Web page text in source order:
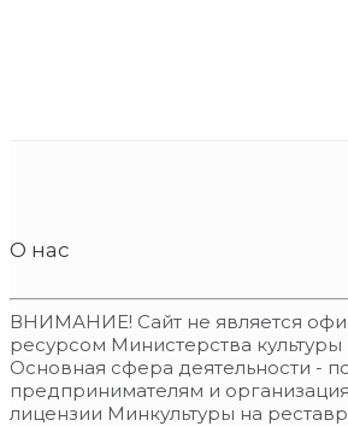
О нас
ВНИМАНИЕ! Сайт не является
ресурсом Министерства
Основная сфера деятельности -
предпринимателям и
лицензии Минкультуры на